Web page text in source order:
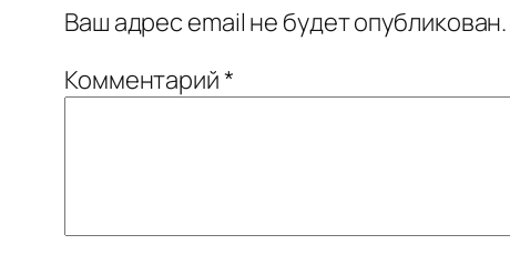
Ваш адрес email не будет опубликован.
Комментарий*